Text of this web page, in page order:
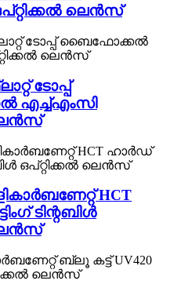
ലെൻസ്
ടോപ്പ്
എച്ച്എംസി
HCT
ടിന്റബിൾ